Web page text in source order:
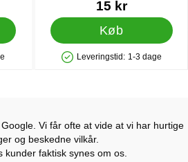
lager
Varenr 8519915 kr
Køb
Produkttilgængelighed: På lager
Leveringstid: 1-3 dage
Vi får ofte at vide at vi har hurtige
og beskedne vilkår.
kunder faktisk synes om os.